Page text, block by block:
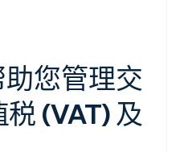
您管理交
(VAT) 及